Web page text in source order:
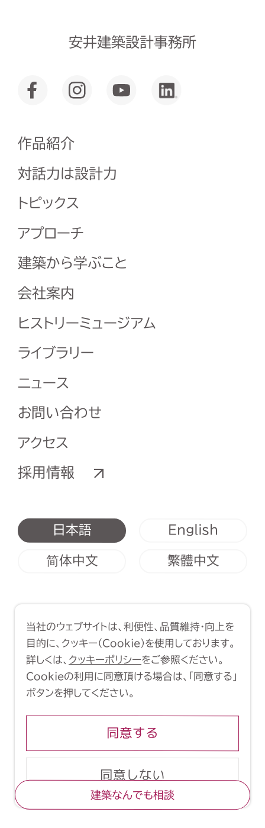
建築なんでも相談
安井建築設計事務所
作品紹介
対話力は設計力
トピックス
アプローチ
建築から学ぶこと
会社案内
ヒストリーミュージアム
ライブラリー
ニュース
お問い合わせ
アクセス
採用情報
日本語 English
简体中文 繁體中文
Copyright (C) 1998-2026 Yasui
Architects & Engineers, Inc.
当社のウェブサイトは、利便性、品質維持・向上を
目的に、クッキー（Cookie）を使用しております。
詳しくは、 クッキーポリシーをご参照ください。
Cookieの利用に同意頂ける場合は、「同意する」
ボタンを押してください。
同意する
同意しない